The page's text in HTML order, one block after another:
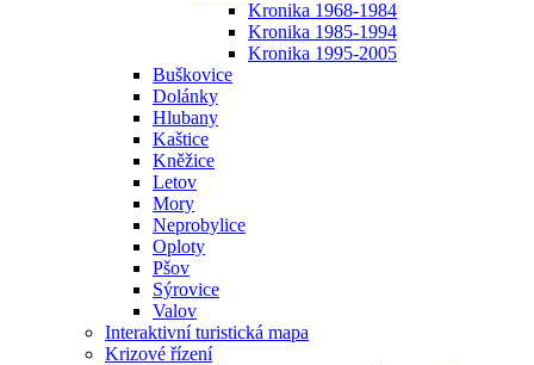
Kronika 1968-1984
Kronika 1985-1994
Kronika 1995-2005
Buškovice
Dolánky
Hlubany
Kaštice
Kněžice
Letov
Mory
Neprobylice
Oploty
Pšov
Sýrovice
Valov
Interaktivní turistická mapa
Krizové řízení